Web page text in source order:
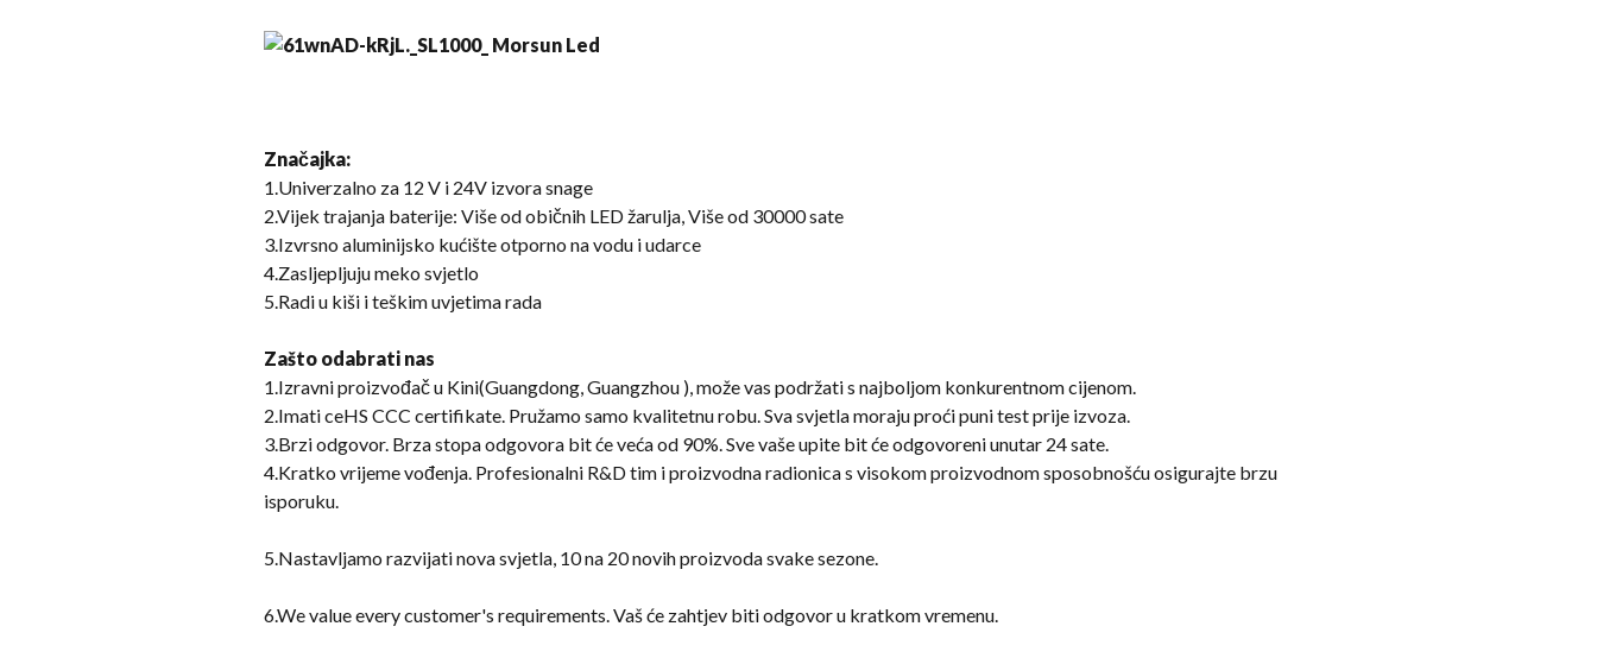
Značajka:
1.Univerzalno za 12 V i 24V izvora snage
2.Vijek trajanja baterije: Više od običnih LED žarulja, Više od 30000 sate
3.Izvrsno aluminijsko kućište otporno na vodu i udarce
4.Zasljepljuju meko svjetlo
5.Radi u kiši i teškim uvjetima rada
Zašto odabrati nas
1.Izravni proizvođač u Kini(Guangdong, Guangzhou ), može vas podržati s najboljom konkurentnom cijenom.
2.Imati ceHS CCC certifikate. Pružamo samo kvalitetnu robu. Sva svjetla moraju proći puni test prije izvoza.
3.Brzi odgovor. Brza stopa odgovora bit će veća od 90%. Sve vaše upite bit će odgovoreni unutar 24 sate.
4.Kratko vrijeme vođenja. Profesionalni R&D tim i proizvodna radionica s visokom proizvodnom sposobnošću osigurajte brzu
isporuku.
5.Nastavljamo razvijati nova svjetla, 10 na 20 novih proizvoda svake sezone.
6.We value every customer's requirements. Vaš će zahtjev biti odgovor u kratkom vremenu.